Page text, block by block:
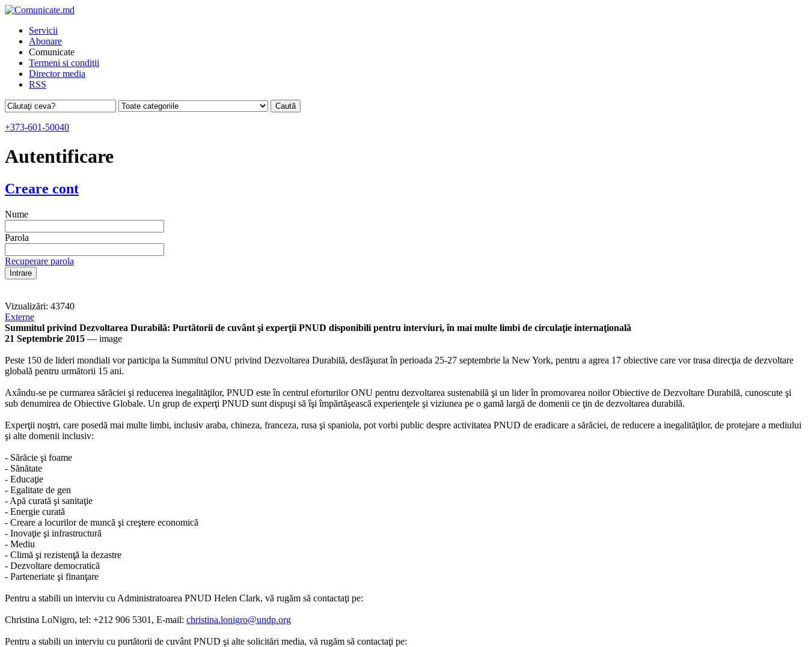
Servicii
Abonare
Comunicate
Termeni si condiţii
Director media
RSS
+373-601-50040
Autentificare
Creare cont
Nume
Parola
Recuperare parola
Vizualizări: 43740
Externe
Summitul privind Dezvoltarea Durabilă: Purtătorii de cuvânt şi experţii PNUD disponibili pentru interviuri, în mai multe limbi de circulaţie internaţională
21 Septembrie 2015 — image
Peste 150 de lideri mondiali vor participa la Summitul ONU privind Dezvoltarea Durabilă, desfăşurat în perioada 25-27 septembrie la New York, pentru a agrea 17 obiective care vor trasa direcţia de dezvoltare
globală pentru următorii 15 ani.
Axându-se pe curmarea sărăciei şi reducerea inegalităţilor, PNUD este în centrul eforturilor ONU pentru dezvoltarea sustenabilă şi un lider în promovarea noilor Obiective de Dezvoltare Durabilă, cunoscute şi
sub denumirea de Obiective Globale. Un grup de experţi PNUD sunt dispuşi să îşi împărtăşească experienţele şi viziunea pe o gamă largă de domenii ce ţin de dezvoltarea durabilă.
Experţii noştri, care posedă mai multe limbi, inclusiv araba, chineza, franceza, rusa şi spaniola, pot vorbi public despre activitatea PNUD de eradicare a sărăciei, de reducere a inegalităţilor, de protejare a mediului
şi alte domenii inclusiv:
- Sărăcie şi foame
- Sănătate
- Educaţie
- Egalitate de gen
- Apă curată şi sanitaţie
- Energie curată
- Creare a locurilor de muncă şi creştere economică
- Inovaţie şi infrastructură
- Mediu
- Climă şi rezistenţă la dezastre
- Dezvoltare democratică
- Parteneriate şi finanţare
Pentru a stabili un interviu cu Administratoarea PNUD Helen Clark, vă rugăm să contactaţi pe:
Christina LoNigro, tel: +212 906 5301, E-mail: christina.lonigro@undp.org
Pentru a stabili un interviu cu purtătorii de cuvânt PNUD şi alte solicitări media, vă rugăm să contactaţi pe: